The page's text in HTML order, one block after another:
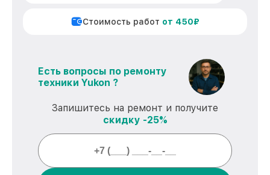
Стоимость работ от 450₽
Есть вопросы по ремонту
техники Yukon ?
Запишитесь на ремонт и получите
скидку -25%